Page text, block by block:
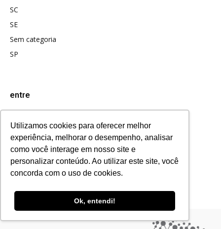
Utilizamos cookies para oferecer melhor
experiência, melhorar o desempenho, analisar
como você interage em nosso site e
personalizar conteúdo. Ao utilizar este site, você
concorda com o uso de cookies.
Ok, entendi!
SC
SE
Sem categoria
SP
entre
Feed de posts
Feed de comentários
WordPress.org